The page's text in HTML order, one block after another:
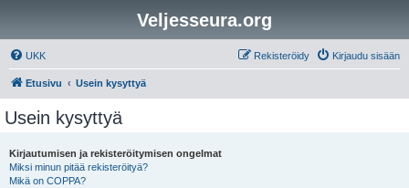
Veljesseura.org
UKK Kirjaudu sisään
Rekisteröidy
Etusivu Usein kysyttyä
Usein kysyttyä
Kirjautumisen ja rekisteröitymisen ongelmat
Miksi minun pitää rekisteröityä?
Mikä on COPPA?